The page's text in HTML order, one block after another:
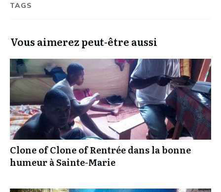
TAGS
Vous aimerez peut-être aussi
Clone of Clone of Rentrée dans la bonne
humeur à Sainte-Marie